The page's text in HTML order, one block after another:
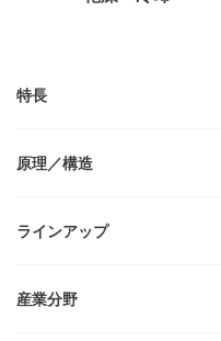
特長
原理／構造
ラインアップ
産業分野